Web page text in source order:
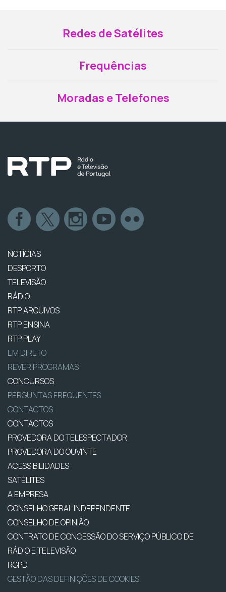
Redes de Satélites
Frequências
Moradas e Telefones
NOTÍCIAS
DESPORTO
TELEVISÃO
RÁDIO
RTP ARQUIVOS
RTP ENSINA
RTP PLAY
EM DIRETO
REVER PROGRAMAS
CONCURSOS
PERGUNTAS FREQUENTES
CONTACTOS
CONTACTOS
PROVEDORA DO TELESPECTADOR
PROVEDORA DO OUVINTE
ACESSIBILIDADES
SATÉLITES
A EMPRESA
CONSELHO GERAL INDEPENDENTE
CONSELHO DE OPINIÃO
CONTRATO DE CONCESSÃO DO SERVIÇO PÚBLICO DE
RÁDIO E TELEVISÃO
RGPD
GESTÃO DAS DEFINIÇÕES DE COOKIES